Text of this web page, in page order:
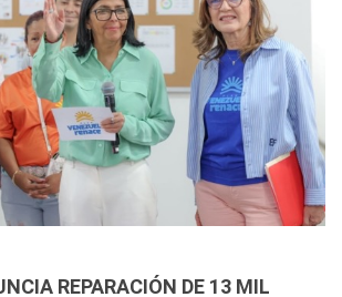
REPARACIÓN DE 13 MIL